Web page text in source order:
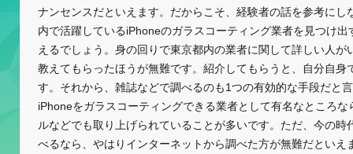
ナンセンスだといえます。だからこそ、経験者の話を参考にし
内で活躍しているiPhoneのガラスコーティング業者を見つけ
えるでしょう。身の回りで東京都内の業者に関して詳しい人が
教えてもらったほうが無難です。紹介してもらうと、自分自身
す。それから、雑誌などで調べるのも1つの有効的な手段だと
iPhoneをガラスコーティングできる業者として有名なところ
ルなどでも取り上げられていることが多いです。ただ、今の時
べるなら、やはりインターネットから調べた方が無難だといえ